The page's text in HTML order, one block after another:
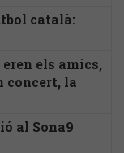
català:
els amics,
concert, la
al Sona9